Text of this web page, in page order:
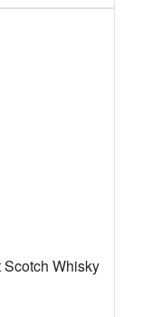
Whisky